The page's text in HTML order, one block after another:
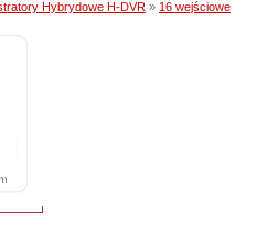
Hybrydowe H-DVR » 16 wejściowe